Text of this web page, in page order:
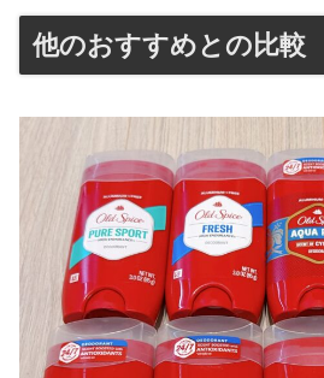
他のおすすめとの比較